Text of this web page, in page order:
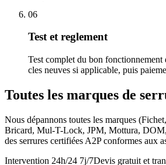
06
Test et reglement
Test complet du bon fonctionnement
cles neuves si applicable, puis
Toutes les marques de
Nous dépannons toutes les marques
Bricard, Mul-T-Lock, JPM, Mottura,
des serrures certifiées A2P conformes aux
Intervention 24h/24 7j/7Devis gratuit et